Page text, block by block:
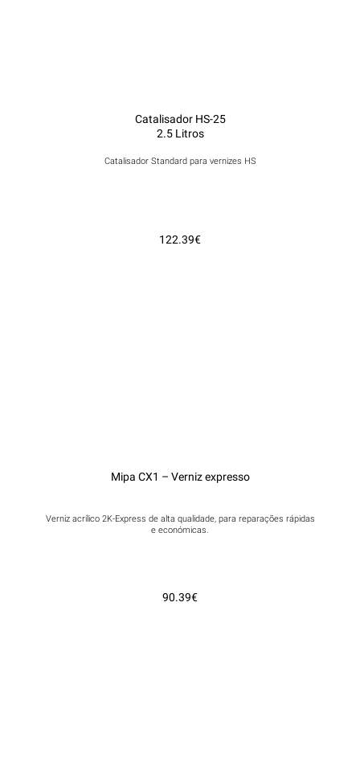
Catalisador HS-25
2.5 Litros
Catalisador Standard para vernizes HS
122.39€
Mipa CX1 – Verniz expresso
Verniz acrílico 2K-Express de alta qualidade, para reparações rápidas
e económicas.
90.39€